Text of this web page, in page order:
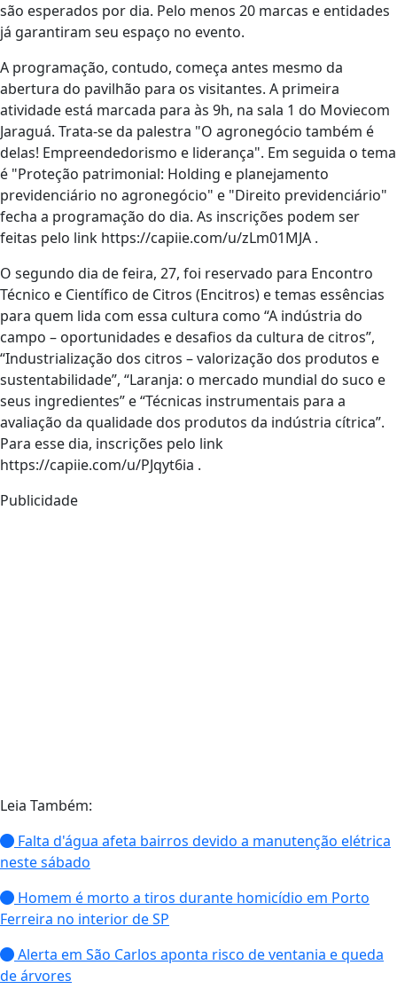
são esperados por dia. Pelo menos 20 marcas e entidades
já garantiram seu espaço no evento.
A programação, contudo, começa antes mesmo da
abertura do pavilhão para os visitantes. A primeira
atividade está marcada para às 9h, na sala 1 do Moviecom
Jaraguá. Trata-se da palestra "O agronegócio também é
delas! Empreendedorismo e liderança". Em seguida o tema
é "Proteção patrimonial: Holding e planejamento
previdenciário no agronegócio" e "Direito previdenciário"
fecha a programação do dia. As inscrições podem ser
feitas pelo link https://capiie.com/u/zLm01MJA .
O segundo dia de feira, 27, foi reservado para Encontro
Técnico e Científico de Citros (Encitros) e temas essências
para quem lida com essa cultura como “A indústria do
campo – oportunidades e desafios da cultura de citros”,
“Industrialização dos citros – valorização dos produtos e
sustentabilidade”, “Laranja: o mercado mundial do suco e
seus ingredientes” e “Técnicas instrumentais para a
avaliação da qualidade dos produtos da indústria cítrica”.
Para esse dia, inscrições pelo link
https://capiie.com/u/PJqyt6ia .
Publicidade
Leia Também:
Falta d'água afeta bairros devido a manutenção elétrica
neste sábado
Homem é morto a tiros durante homicídio em Porto
Ferreira no interior de SP
Alerta em São Carlos aponta risco de ventania e queda
de árvores